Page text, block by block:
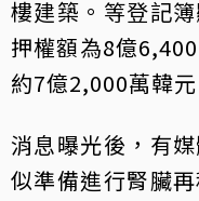
樓建築。等登記
押權額為8億
約7億2,000萬韓元
消息曝光後，有
似準備進行腎臟